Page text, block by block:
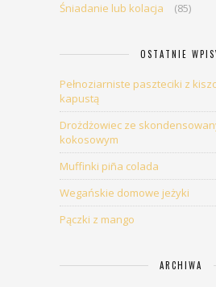
Śniadanie lub kolacja
(85)
OSTATNIE
Pełnoziarniste paszteciki z
kapustą
Drożdżowiec ze
kokosowym
Muffinki piña colada
Wegańskie domowe jeżyki
Pączki z mango
ARCHIWA